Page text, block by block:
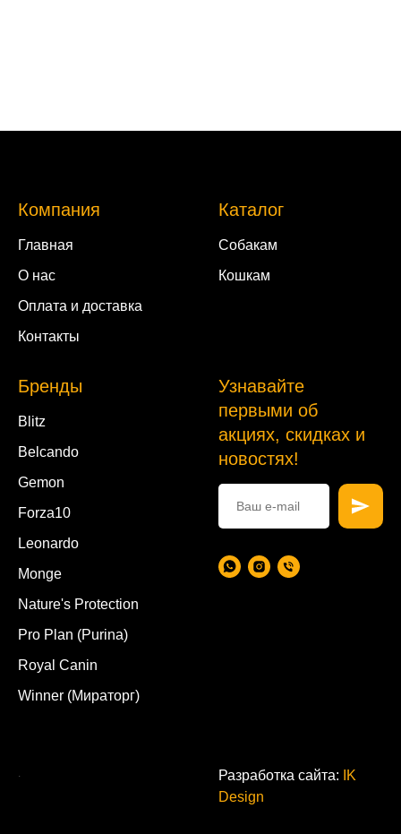
Компания
Главная
О нас
Оплата и доставка
Контакты
Каталог
Собакам
Кошкам
Бренды
Blitz
Belcando
Gemon
Forza10
Leonardo
Monge
Nature's Protection
Pro Plan (Purina)
Royal Canin
Winner (Мираторг)
Узнавайте
первыми об
акциях, скидках и
новостях!
Разработка сайта:
IK
Design